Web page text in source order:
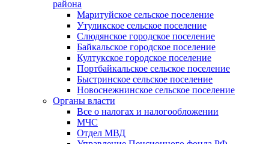
района
Маритуйское сельское поселение
Утуликское сельское поселение
Слюдянское городское поселение
Байкальское городское поселение
Култукское городское поселение
Портбайкальское сельское поселение
Быстринское сельское поселение
Новоснежнинское сельское поселение
Органы власти
Все о налогах и налогообложении
МЧС
Отдел МВД